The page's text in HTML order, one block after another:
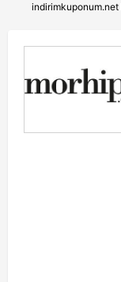
indirimkuponum.net